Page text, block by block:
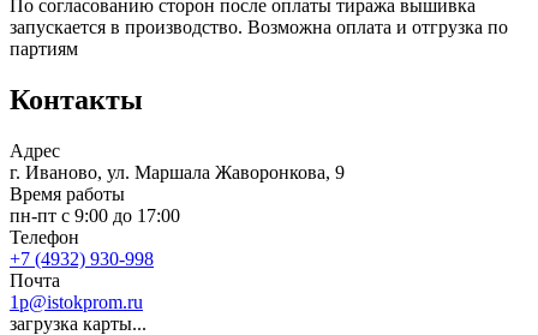
По согласованию сторон после оплаты тиража вышивка
запускается в производство. Возможна оплата и отгрузка по
партиям
Контакты
Адрес
г. Иваново, ул. Маршала Жаворонкова, 9
Время работы
пн-пт с 9:00 до 17:00
Телефон
+7 (4932) 930-998
Почта
1p@istokprom.ru
загрузка карты...